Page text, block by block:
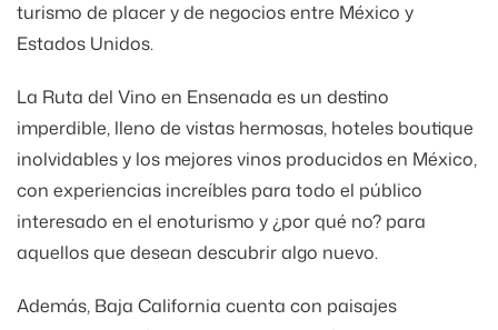
turismo de placer y de negocios entre México y
Estados Unidos.
La Ruta del Vino en Ensenada es un destino
imperdible, lleno de vistas hermosas, hoteles boutique
inolvidables y los mejores vinos producidos en México,
con experiencias increíbles para todo el público
interesado en el enoturismo y ¿por qué no? para
aquellos que desean descubrir algo nuevo.
Además, Baja California cuenta con paisajes